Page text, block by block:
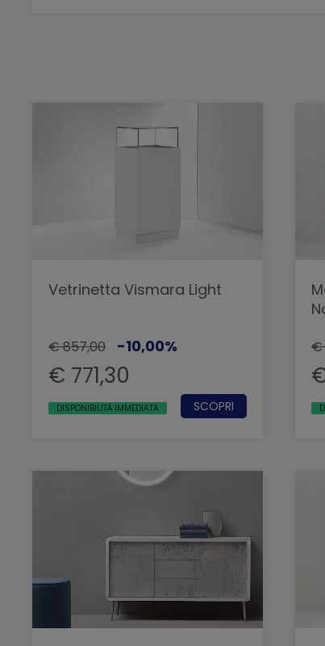
Vetrinetta Vismara Light
€ 857,00 -10,00%
€ 771,30
DISPONIBILITÀ IMMEDIATA SCOPRI
€